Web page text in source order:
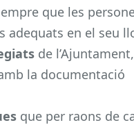
que les
adequats en el seu
de
la documentació
que per raons de